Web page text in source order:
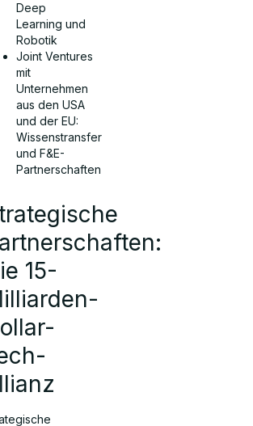
Deep
Learning und
Robotik
Joint Ventures
mit
Unternehmen
aus den USA
und der EU:
Wissenstransfer
und F&E-
Partnerschaften
15-